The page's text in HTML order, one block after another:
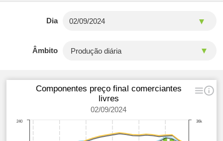
Dia
Âmbito
Componentes preço final comerciantes
livres
02/09/2024
36k
240